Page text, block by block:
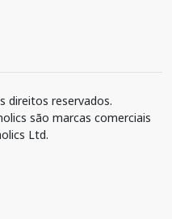
direitos reservados.
são marcas comerciais
Ltd.